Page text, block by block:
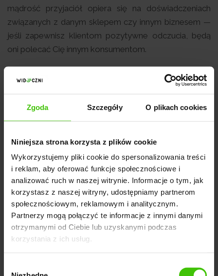
Zgoda Szczegóły O plikach cookies
Niniejsza strona korzysta z plików cookie
Wykorzystujemy pliki cookie do spersonalizowania treści
i reklam, aby oferować funkcje społecznościowe i
analizować ruch w naszej witrynie. Informacje o tym, jak
korzystasz z naszej witryny, udostępniamy partnerom
społecznościowym, reklamowym i analitycznym.
Partnerzy mogą połączyć te informacje z innymi danymi
otrzymanymi od Ciebie lub uzyskanymi podczas
korzystania z ich usług.
mądrość przyjaciół opiera się na doświadczeniach
związanych z danym sklepem czy innym biznesem —
jeśli zapewnisz klientom pozytywne odczucia, będą
oni polecać Cię innym konsumentom.
Certyfikaty
Certyfikaty to oficjalne potwierdzenie jakości lub
certyfikat ukończenia ważnego kursu lub znak
potwierdzający bezpieczeństwo dokonywania
płatności na stronie i wiele innych. Przykładowo
prowadząc agencję marketingową, warto uzyskać
certyfikat Google Ads, a w sklepie internetowym
wartościowy będzie certyfikat dotyczący wysokiej
jakości produktu czy oznaczenie popularnego
sposobu płatności.